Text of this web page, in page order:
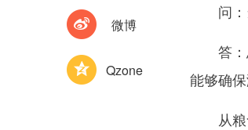
微博
Qzone
问：
答：总
能够确
从粮食